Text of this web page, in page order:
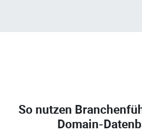
So nutzen
Domain-